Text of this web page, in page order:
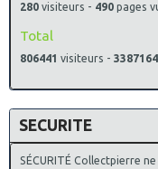
280 visiteurs - 490 pages
Total
806441 visiteurs - 3387164
SECURITE
SÉCURITÉ Collectpierre